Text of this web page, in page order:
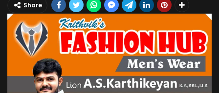
Share